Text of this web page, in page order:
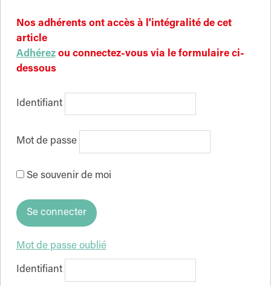
Nos adhérents ont accès à l'intégralité de cet
article
Adhérezou connectez-vous via le formulaire ci-
dessous
Identifiant
Mot de passe
Se souvenir de moi
Mot de passe oublié
Identifiant